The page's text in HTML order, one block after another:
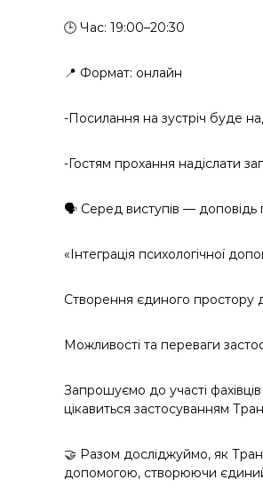
🕒 Час: 19:00–20:30
📍 Формат: онлайн
-Посилання на зустріч буде
-Гостям прохання надіслати
🗣️ Серед виступів —
«Інтеграція психологічної
Створення єдиного простору
Можливості та переваги
Запрошуємо до участі
цікавиться застосуванням
🤝 Разом досліджуймо, як
допомогою, створюючи єдиний